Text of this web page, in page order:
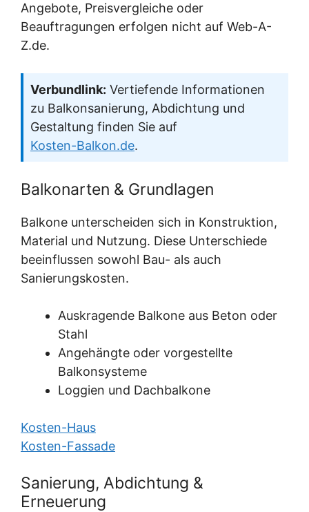
Angebote, Preisvergleiche oder
Beauftragungen erfolgen nicht auf Web-A-
Z.de.
Verbundlink: Vertiefende Informationen
zu Balkonsanierung, Abdichtung und
Gestaltung finden Sie auf
Kosten-Balkon.de.
Balkonarten & Grundlagen
Balkone unterscheiden sich in Konstruktion,
Material und Nutzung. Diese Unterschiede
beeinflussen sowohl Bau- als auch
Sanierungskosten.
Auskragende Balkone aus Beton oder
Stahl
Angehängte oder vorgestellte
Balkonsysteme
Loggien und Dachbalkone
Kosten-Haus
Kosten-Fassade
Sanierung, Abdichtung &
Erneuerung